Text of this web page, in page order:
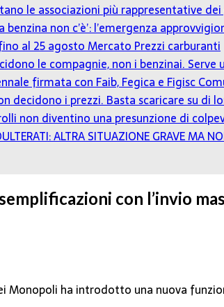
le associazioni più rappresentative
benzina non c’è’: l’emergenza
al 25 agostoMercato Prezzi carburanti
le compagnie, non i benzinai.
firmata con Faib, Fegica e Figisc
decidono i prezzi. Basta scaricare su di
non diventino una presunzione di
ALTRA SITUAZIONE GRAVE MA
con l’invio
Monopoli ha introdotto una nuova